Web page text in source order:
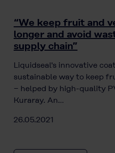
“We keep fruit and
longer and avoid
supply chain”
Liquidseal's innovative
sustainable way to keep
− helped by high-quality
Kuraray. An…
26.05.2021